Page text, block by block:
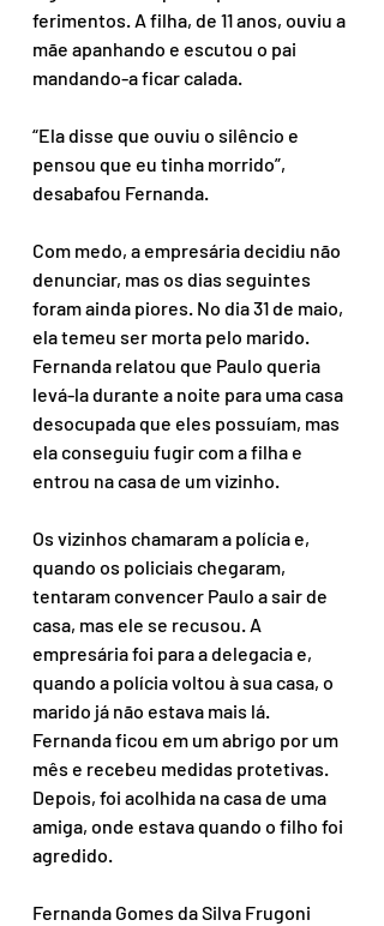
ferimentos. A filha, de 11 anos, ouviu a
mãe apanhando e escutou o pai
mandando-a ficar calada.
“Ela disse que ouviu o silêncio e
pensou que eu tinha morrido”,
desabafou Fernanda.
Com medo, a empresária decidiu não
denunciar, mas os dias seguintes
foram ainda piores. No dia 31 de maio,
ela temeu ser morta pelo marido.
Fernanda relatou que Paulo queria
levá-la durante a noite para uma casa
desocupada que eles possuíam, mas
ela conseguiu fugir com a filha e
entrou na casa de um vizinho.
Os vizinhos chamaram a polícia e,
quando os policiais chegaram,
tentaram convencer Paulo a sair de
casa, mas ele se recusou. A
empresária foi para a delegacia e,
quando a polícia voltou à sua casa, o
marido já não estava mais lá.
Fernanda ficou em um abrigo por um
mês e recebeu medidas protetivas.
Depois, foi acolhida na casa de uma
amiga, onde estava quando o filho foi
agredido.
Fernanda Gomes da Silva Frugoni